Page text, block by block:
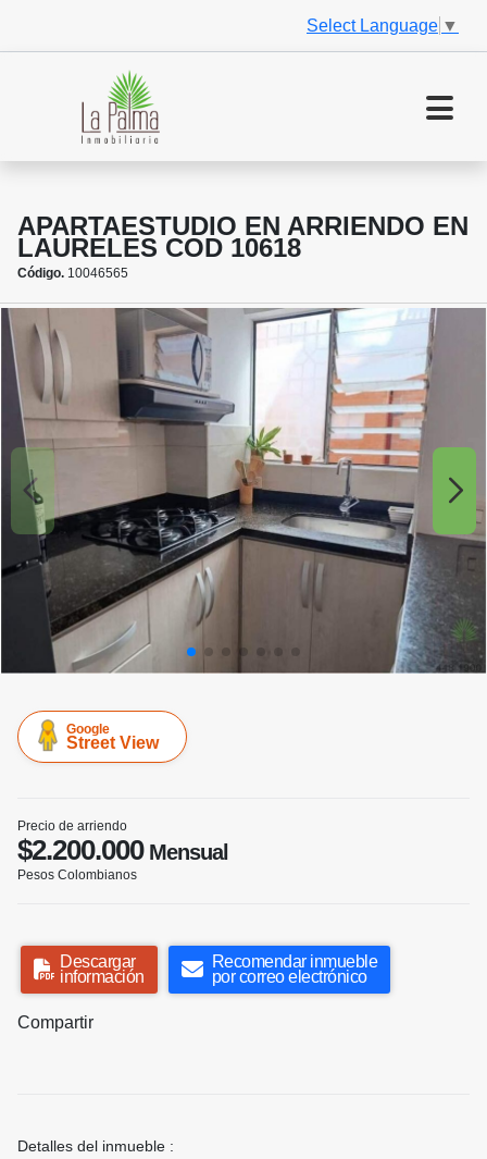
Select Language ▼
APARTAESTUDIO EN ARRIENDO EN
LAURELES COD 10618
Código. 10046565
Google
Street View
Precio de arriendo
$2.200.000Mensual
Pesos Colombianos
Descargar
información
Recomendar inmueble
por correo electrónico
Compartir
Detalles del inmueble :